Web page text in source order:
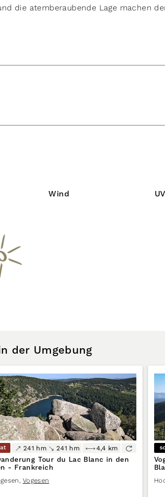
die atemberaubende Lage machen
Wind
der Umgebung
241 hm 241 hm 4,4 km
Tour du Lac Blanc in den
- Frankreich
, Vogesen